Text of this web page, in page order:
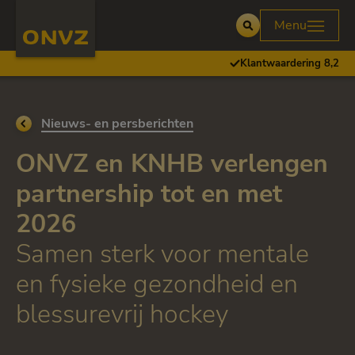
Open
Menu
Klantwaardering 8,2
Ga terug naar
Nieuws- en persberichten
ONVZ en KNHB verlengen
partnership tot en met
2026
Samen sterk voor mentale
en fysieke gezondheid en
blessurevrij hockey